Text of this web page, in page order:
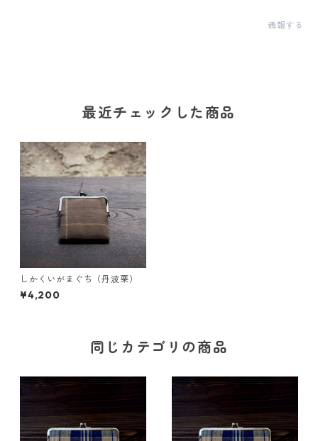
通報する
最近チェックした商品
しかくいがまぐち（丹波栗）
¥4,200
同じカテゴリの商品